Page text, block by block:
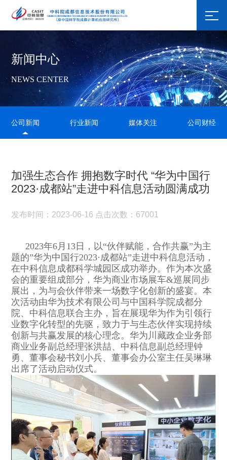
新闻中心
NEWS CENTER
公司新闻 行业新闻 媒体关注 公司财经
加强生态合作 拥抱数字时代 “华为中国行
2023·成都站”走进中科信息活动圆满成功
发布时间：2023-06-16 点击次数：67001
2023年6月13日，以“伙伴赋能，合作共赢”为主
题的”华为中国行2023·成都站”走进中科信息活动，
在中科信息成都科学城园区成功举办。作为本次盛
会的重要组成部分，华为商业市场展车&巡展同步
展出，为与会伙伴带来一场数字化创新的盛宴。本
次活动由华为技术有限公司与中国科学院成都分
院、中科信息联合主办，旨在展现华为作为引领行
业数字化转型的先驱，致力于与生态伙伴实现持续
创新与共赢发展的核心理念。华为川藏政企业务部
商业业务副总经理张洪喆、中科信息副总经理钟
勇、董事会秘书刘小兵、董事会办公室主任吴琳琳
出席了活动启动仪式。